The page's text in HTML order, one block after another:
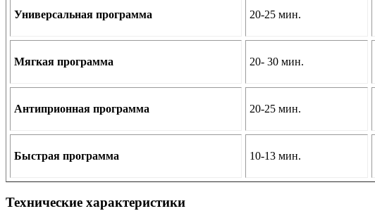
Универсальная программа 20-25 мин.
Мягкая программа 20- 30 мин.
Антиприонная программа 20-25 мин.
Быстрая программа 10-13 мин.
Технические характеристики